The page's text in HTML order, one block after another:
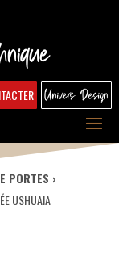
Univers Design
PORTES
USHUAIA